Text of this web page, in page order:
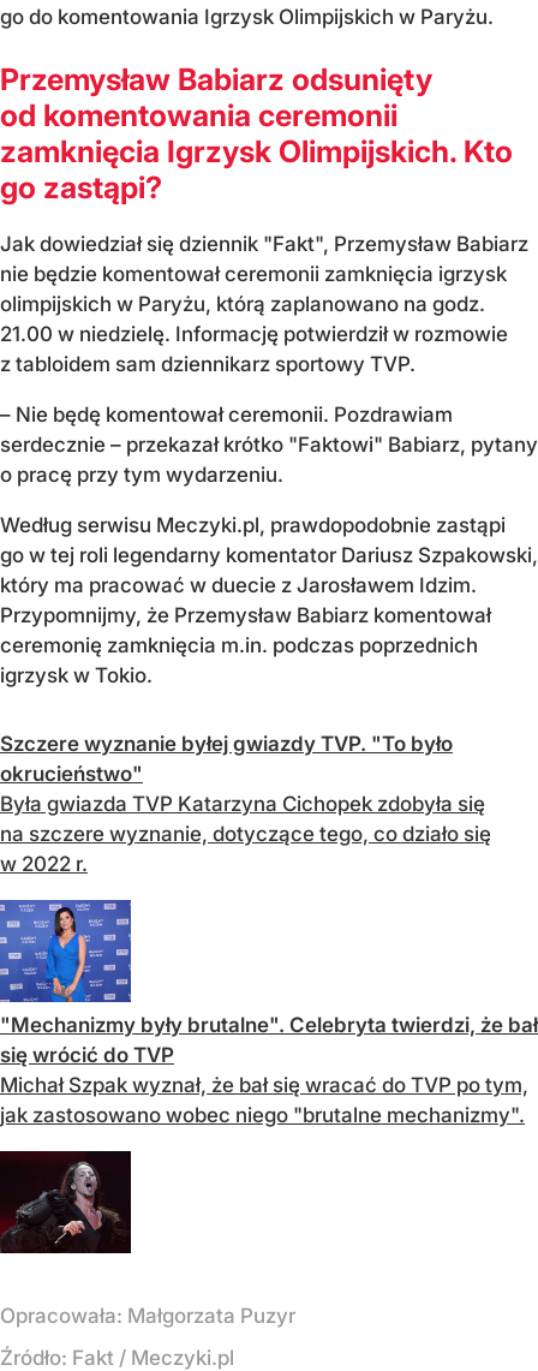
go do komentowania Igrzysk Olimpijskich w Paryżu.
Przemysław Babiarz odsunięty
od komentowania ceremonii
zamknięcia Igrzysk Olimpijskich. Kto
go zastąpi?
Jak dowiedział się dziennik "Fakt", Przemysław Babiarz
nie będzie komentował ceremonii zamknięcia igrzysk
olimpijskich w Paryżu, którą zaplanowano na godz.
21.00 w niedzielę. Informację potwierdził w rozmowie
z tabloidem sam dziennikarz sportowy TVP.
– Nie będę komentował ceremonii. Pozdrawiam
serdecznie – przekazał krótko "Faktowi" Babiarz, pytany
o pracę przy tym wydarzeniu.
Według serwisu Meczyki.pl, prawdopodobnie zastąpi
go w tej roli legendarny komentator Dariusz Szpakowski,
który ma pracować w duecie z Jarosławem Idzim.
Przypomnijmy, że Przemysław Babiarz komentował
ceremonię zamknięcia m.in. podczas poprzednich
igrzysk w Tokio.
Szczere wyznanie byłej gwiazdy TVP. "To było
okrucieństwo"
Była gwiazda TVP Katarzyna Cichopek zdobyła się
na szczere wyznanie, dotyczące tego, co działo się
w 2022 r.
"Mechanizmy były brutalne". Celebryta twierdzi, że bał
się wrócić do TVP
Michał Szpak wyznał, że bał się wracać do TVP po tym,
jak zastosowano wobec niego "brutalne mechanizmy".
Opracowała: Małgorzata Puzyr
Źródło: Fakt / Meczyki.pl